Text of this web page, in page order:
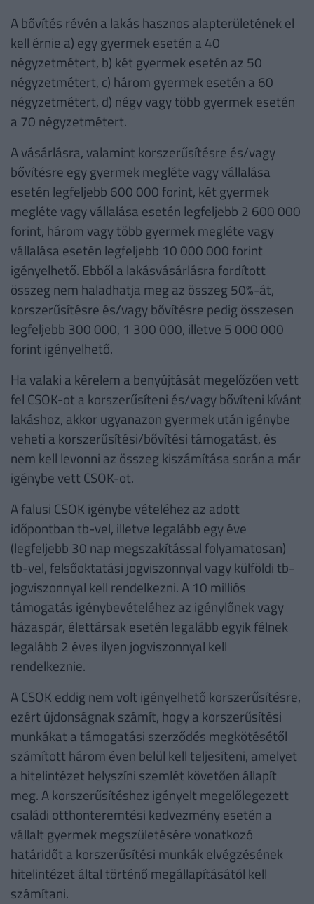
A bővítés révén a lakás hasznos alapterületének el
kell érnie a) egy gyermek esetén a 40
négyzetmétert, b) két gyermek esetén az 50
négyzetmétert, c) három gyermek esetén a 60
négyzetmétert, d) négy vagy több gyermek esetén
a 70 négyzetmétert.
A vásárlásra, valamint korszerűsítésre és/vagy
bővítésre egy gyermek megléte vagy vállalása
esetén legfeljebb 600 000 forint, két gyermek
megléte vagy vállalása esetén legfeljebb 2 600 000
forint, három vagy több gyermek megléte vagy
vállalása esetén legfeljebb 10 000 000 forint
igényelhető. Ebből a lakásvásárlásra fordított
összeg nem haladhatja meg az összeg 50%-át,
korszerűsítésre és/vagy bővítésre pedig összesen
legfeljebb 300 000, 1 300 000, illetve 5 000 000
forint igényelhető.
Ha valaki a kérelem a benyújtását megelőzően vett
fel CSOK-ot a korszerűsíteni és/vagy bővíteni kívánt
lakáshoz, akkor ugyanazon gyermek után igénybe
veheti a korszerűsítési/bővítési támogatást, és
nem kell levonni az összeg kiszámítása során a már
igénybe vett CSOK-ot.
A falusi CSOK igénybe vételéhez az adott
időpontban tb-vel, illetve legalább egy éve
(legfeljebb 30 nap megszakítással folyamatosan)
tb-vel, felsőoktatási jogviszonnyal vagy külföldi tb-
jogviszonnyal kell rendelkezni. A 10 milliós
támogatás igénybevételéhez az igénylőnek vagy
házaspár, élettársak esetén legalább egyik félnek
legalább 2 éves ilyen jogviszonnyal kell
rendelkeznie.
A CSOK eddig nem volt igényelhető korszerűsítésre,
ezért újdonságnak számít, hogy a korszerűsítési
munkákat a támogatási szerződés megkötésétől
számított három éven belül kell teljesíteni, amelyet
a hitelintézet helyszíni szemlét követően állapít
meg. A korszerűsítéshez igényelt megelőlegezett
családi otthonteremtési kedvezmény esetén a
vállalt gyermek megszületésére vonatkozó
határidőt a korszerűsítési munkák elvégzésének
hitelintézet által történő megállapításától kell
számítani.